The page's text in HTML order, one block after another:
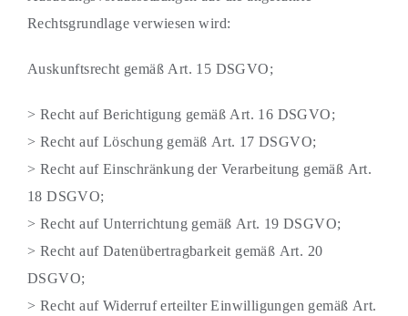
Rechtsgrundlage verwiesen wird:
Auskunftsrecht gemäß Art. 15 DSGVO;
> Recht auf Berichtigung gemäß Art. 16 DSGVO;
> Recht auf Löschung gemäß Art. 17 DSGVO;
> Recht auf Einschränkung der Verarbeitung gemäß Art.
18 DSGVO;
> Recht auf Unterrichtung gemäß Art. 19 DSGVO;
> Recht auf Datenübertragbarkeit gemäß Art. 20
DSGVO;
> Recht auf Widerruf erteilter Einwilligungen gemäß Art.